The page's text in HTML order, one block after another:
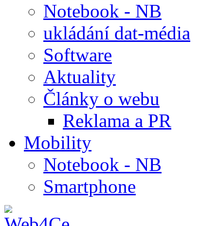
Notebook - NB
ukládání dat-média
Software
Aktuality
Články o webu
Reklama a PR
Mobility
Notebook - NB
Smartphone